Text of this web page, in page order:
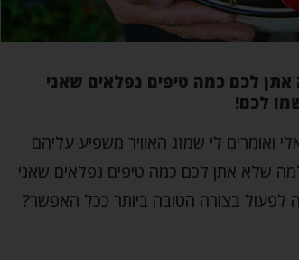
לכם כמה טיפים נפלאים שאני
לכם!
ואומרים לי שמזג האוויר משפיע עליהם
שלא אתן לכם כמה טיפים נפלאים שאני
לפעול בצורה הטובה ביותר ככל האפשר?